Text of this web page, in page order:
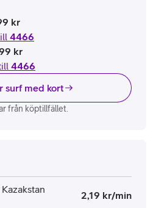
kr
4466
kr
4466
surf med kort
från köptillfället.
2,19 kr/min